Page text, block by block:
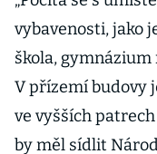
vybavenosti, jako
škola,
V přízemí budovy
ve vyšších
by měl sídlit